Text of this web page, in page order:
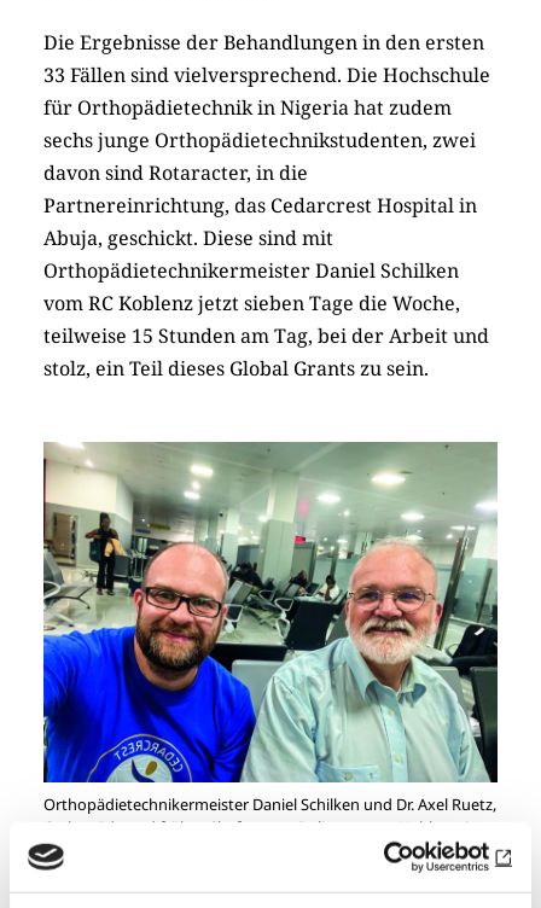
Die Ergebnisse der Behandlungen in den ersten
33 Fällen sind vielversprechend. Die Hochschule
für Orthopädietechnik in Nigeria hat zudem
sechs junge Orthopädietechnikstudenten, zwei
davon sind Rotaracter, in die
Partnereinrichtung, das Cedarcrest Hospital in
Abuja, geschickt. Diese sind mit
Orthopädietechnikermeister Daniel Schilken
vom RC Koblenz jetzt sieben Tage die Woche,
teilweise 15 Stunden am Tag, bei der Arbeit und
stolz, ein Teil dieses Global Grants zu sein.
Orthopädietechnikermeister Daniel Schilken und Dr. Axel Ruetz,
Orthopäde und früher Chefarzt am Poliozentrum Koblenz, in
Nigeria